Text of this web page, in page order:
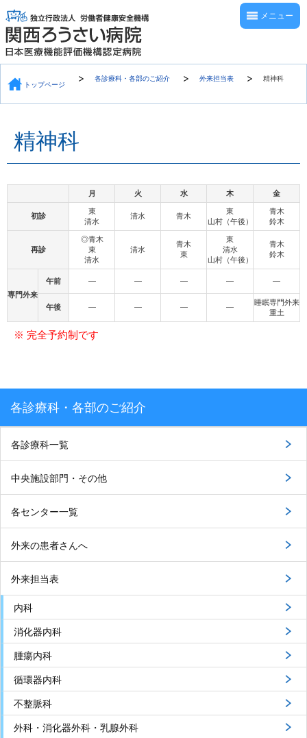
メニュー
トップページ
各診療科・各部のご紹介 外来担当表 精神科
精神科
月 火 水 木 金
初診
東
清水
清水 青木
東
山村（午後）
青木
鈴木
再診
◎青木
東
清水
清水
青木
東
東
清水
山村（午後）
青木
鈴木
専門外来
午前 ― ― ― ― ―
午後 ― ― ― ―
睡眠専門外来
重土
※ 完全予約制です
各診療科・各部のご紹介
各診療科一覧
中央施設部門・その他
各センター一覧
外来の患者さんへ
外来担当表
内科
消化器内科
腫瘍内科
循環器内科
不整脈科
外科・消化器外科・乳腺外科